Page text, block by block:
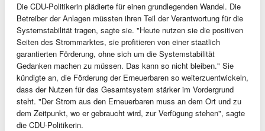
Die CDU-Politikerin plädierte für einen grundlegenden Wandel. Die
Betreiber der Anlagen müssten ihren Teil der Verantwortung für die
Systemstabilität tragen, sagte sie. "Heute nutzen sie die positiven
Seiten des Strommarktes, sie profitieren von einer staatlich
garantierten Förderung, ohne sich um die Systemstabilität
Gedanken machen zu müssen. Das kann so nicht bleiben." Sie
kündigte an, die Förderung der Erneuerbaren so weiterzuentwickeln,
dass der Nutzen für das Gesamtsystem stärker im Vordergrund
steht. "Der Strom aus den Erneuerbaren muss an dem Ort und zu
dem Zeitpunkt, wo er gebraucht wird, zur Verfügung stehen", sagte
die CDU-Politikerin.